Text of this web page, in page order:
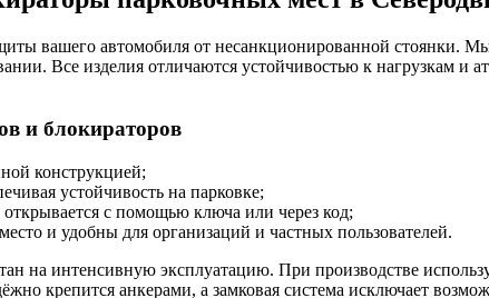
вашего автомобиля от несанкционированной стоянки.
Все изделия отличаются устойчивостью к нагрузкам
и блокираторов
конструкцией;
устойчивость на парковке;
с помощью ключа или через код;
и удобны для организаций и частных пользователей.
на интенсивную эксплуатацию. При производстве
крепится анкерами, а замковая система исключает